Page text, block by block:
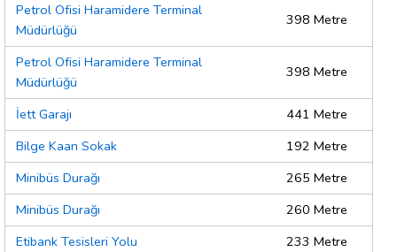
Petrol Ofisi Haramidere Terminal
Müdürlüğü
398 Metre
Petrol Ofisi Haramidere Terminal
Müdürlüğü
398 Metre
İett Garajı
441 Metre
Bilge Kaan Sokak
192 Metre
Minibüs Durağı
265 Metre
Minibüs Durağı
260 Metre
Etibank Tesisleri Yolu
233 Metre